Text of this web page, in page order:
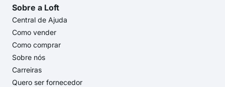
Sobre a Loft
Central de Ajuda
Como vender
Como comprar
Sobre nós
Carreiras
Quero ser fornecedor